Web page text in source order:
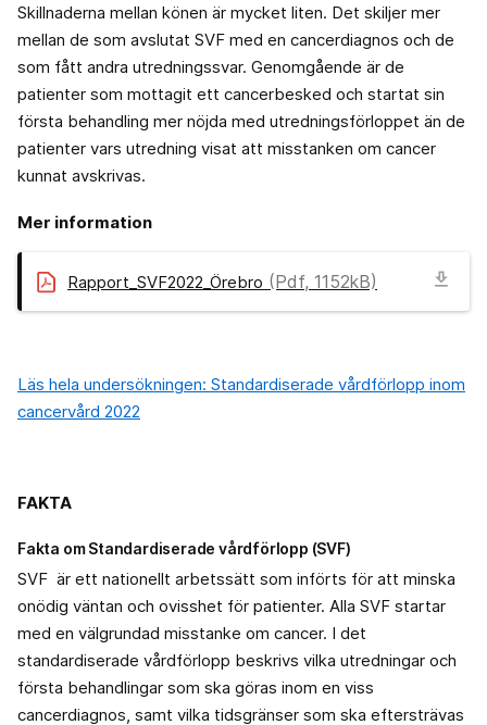
Skillnaderna mellan könen är mycket liten. Det skiljer mer
mellan de som avslutat SVF med en cancerdiagnos och de
som fått andra utredningssvar. Genomgående är de
patienter som mottagit ett cancerbesked och startat sin
första behandling mer nöjda med utredningsförloppet än de
patienter vars utredning visat att misstanken om cancer
kunnat avskrivas.
Mer information
Rapport_SVF2022_Örebro (Pdf, 1152kB) download
Läs hela undersökningen: Standardiserade vårdförlopp inom
cancervård 2022
FAKTA
Fakta om Standardiserade vårdförlopp (SVF)
SVF är ett nationellt arbetssätt som införts för att minska
onödig väntan och ovisshet för patienter. Alla SVF startar
med en välgrundad misstanke om cancer. I det
standardiserade vårdförlopp beskrivs vilka utredningar och
första behandlingar som ska göras inom en viss
cancerdiagnos, samt vilka tidsgränser som ska eftersträvas